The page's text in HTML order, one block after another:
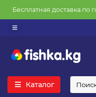
Бесплатная доставка по
Каталог